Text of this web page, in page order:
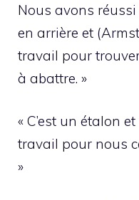
Nous avons
en arrière et
travail pour
à abattre. »
« C’est un étalon
travail pour nous
»